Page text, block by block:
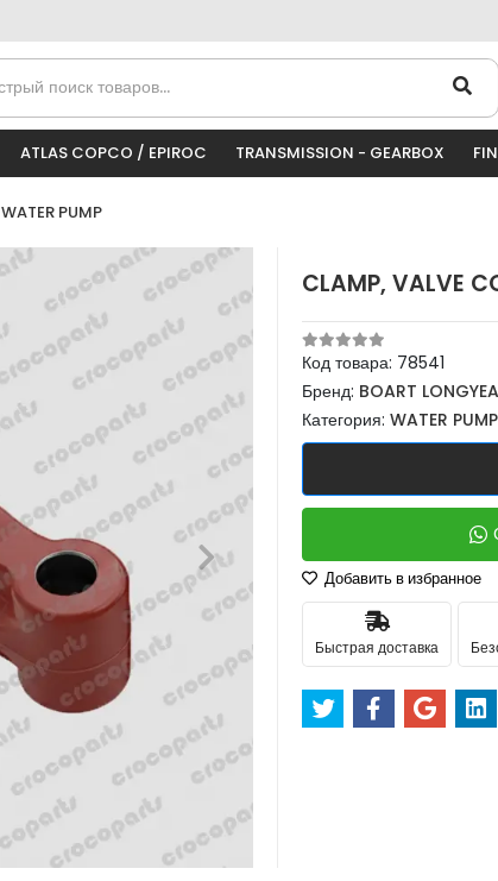
ATLAS COPCO / EPIROC TRANSMISSION - GEARBOX
WATER PUMP
CLAMP, VALVE
Код товара: 78541
Бренд: BOART
Категория: WATER PUMP
Добавить в избранное
Быстрая доставка